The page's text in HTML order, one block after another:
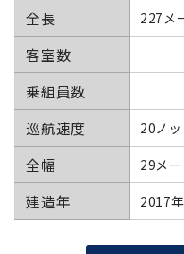
全長 227メ
客室数
乗組員数
巡航速度
20ノッ
全幅 29メ
建造年 2017年